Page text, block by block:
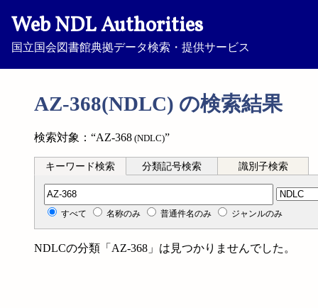
Web NDL Authorities
国立国会図書館典拠データ検索・提供サービス
AZ-368(NDLC) の検索結果
検索対象：“AZ-368 (NDLC)”
キーワード検索 分類記号検索 識別子検索
分類記号検索
すべて 名称のみ 普通件名のみ ジャンルのみ
NDLCの分類「AZ-368」は見つかりませんでした。